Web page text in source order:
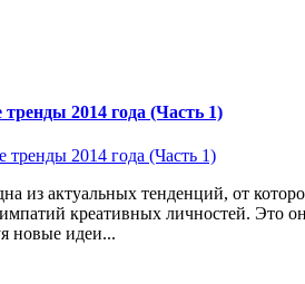
2014 года (Часть 1)
из актуальных тенденций, от
креативных личностей. Это
новые идеи...